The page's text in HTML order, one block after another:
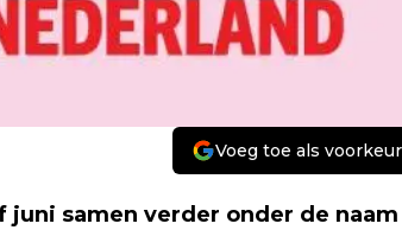
Voeg toe als
juni samen verder onder de